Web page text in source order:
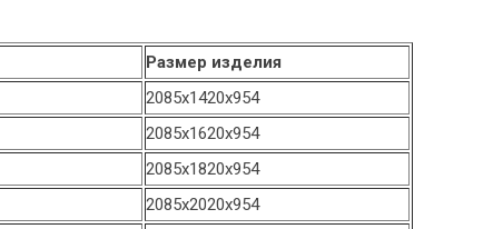
Размер изделия
2085х1420х954
2085х1620х954
2085х1820х954
2085х2020х954